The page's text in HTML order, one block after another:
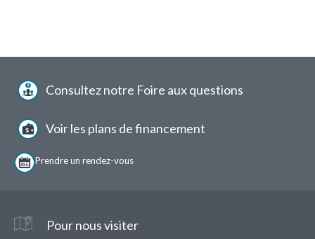
Menu
pied
page
Consultez notre Foire aux questions
Voir les plans de financement
Prendre un rendez-vous
Pour nous visiter